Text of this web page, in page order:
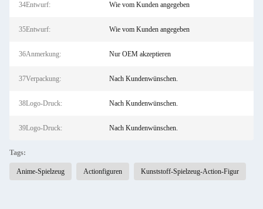
34Entwurf: Wie vom Kunden angegeben
35Entwurf: Wie vom Kunden angegeben
36Anmerkung: Nur OEM akzeptieren
37Verpackung: Nach Kundenwünschen.
38Logo-Druck: Nach Kundenwünschen.
39Logo-Druck: Nach Kundenwünschen.
Tags:
Anime-Spielzeug Actionfiguren Kunststoff-Spielzeug-Action-Figur